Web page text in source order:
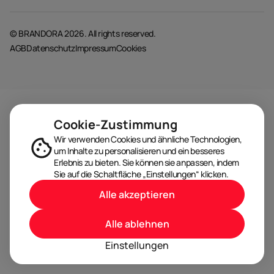
© BRANDORA 2026. All rights reserved.
AGBDatenschutzImpressumCookies
Cookie-Zustimmung
Wir verwenden Cookies und ähnliche Technologien,
um Inhalte zu personalisieren und ein besseres
Erlebnis zu bieten. Sie können sie anpassen, indem
Sie auf die Schaltfläche „Einstellungen“ klicken.
Einstellungen
Alle ablehnen
Alle akzeptieren